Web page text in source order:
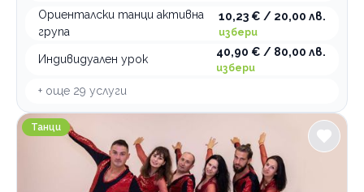
Ориенталски танци активна
група
10,23 € / 20,00 лв.
избери
Индивидуален урок
40,90 € / 80,00 лв.
избери
+ още 29 услуги
SALSA CLUB DESITA Варна
Танци
Зимни спортове
По домовете